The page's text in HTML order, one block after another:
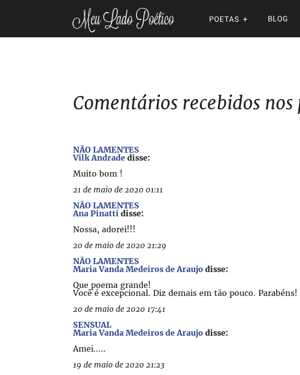
POETAS BLOG
Comentários recebidos
NÃO LAMENTES
Vilk Andrade disse:
Muito bom !
21 de maio de 2020 01:11
NÃO LAMENTES
Ana Pinatti disse:
Nossa, adorei!!!
20 de maio de 2020 21:29
NÃO LAMENTES
Maria Vanda Medeiros de Araujo disse:
Que poema grande!
Você é excepcional. Diz demais em tão pouco. Parabéns!
20 de maio de 2020 17:41
SENSUAL
Maria Vanda Medeiros de Araujo disse:
Amei.....
19 de maio de 2020 21:23